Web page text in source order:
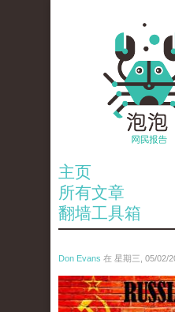
主页
所有文章
翻墙工具箱
Don Evans 在 星期三, 05/02/
tou_.jpeg